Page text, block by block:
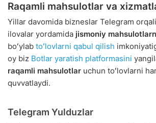
Raqamli mahsulotlar va
Yillar davomida bizneslar Telegram
ilovalar yordamida jismoniy
boʻylab toʻlovlarni qabul qilish
oy biz Botlar yaratish platformasini
raqamli mahsulotlar uchun toʻlovlarni
quvvatlaydi.
Telegram Yulduzlar